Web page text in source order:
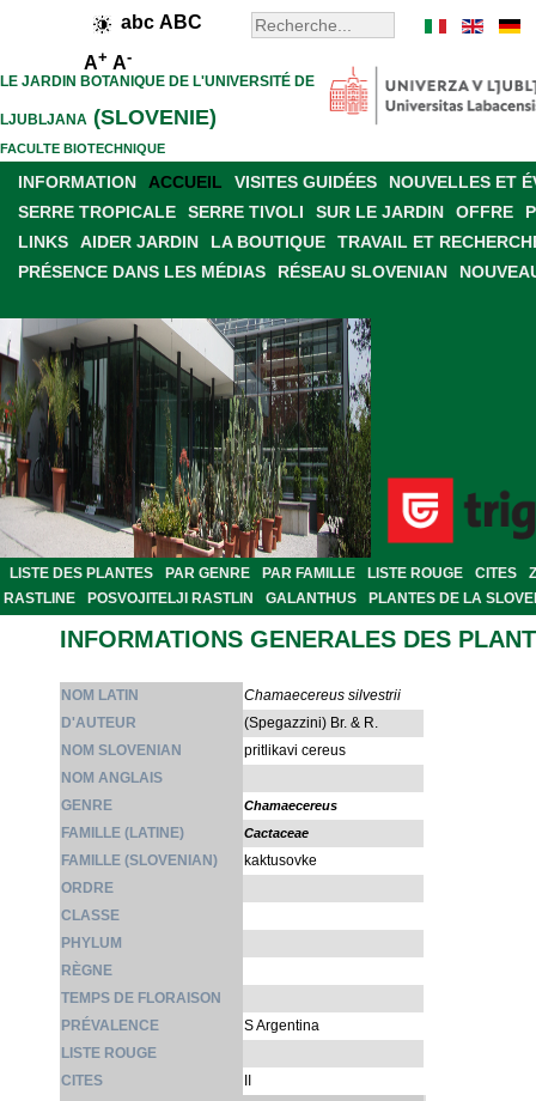
abc ABC
A+ A-
LE JARDIN BOTANIQUE DE L'UNIVERSITÉ DE
LJUBLJANA (SLOVENIE)
FACULTE BIOTECHNIQUE
INFORMATION ACCUEIL VISITES GUIDÉES
NOUVELLES ET
SERRE TROPICALE
SERRE TIVOLI SUR LE JARDIN OFFRE
LINKS
AIDER JARDIN LA BOUTIQUE
TRAVAIL ET
PRÉSENCE DANS LES MÉDIAS
RÉSEAU SLOVENIAN
LISTE DES PLANTES PAR GENRE PAR FAMILLE LISTE ROUGE CITES
RASTLINE
POSVOJITELJI RASTLIN GALANTHUS PLANTES DE LA
INFORMATIONS GENERALES DES
NOM LATIN
Chamaecereus silvestrii
D'AUTEUR
(Spegazzini) Br. & R.
NOM SLOVENIAN
pritlikavi cereus
NOM ANGLAIS
GENRE
Chamaecereus
FAMILLE (LATINE) Cactaceae
FAMILLE (SLOVENIAN)
kaktusovke
ORDRE
CLASSE
PHYLUM
RÈGNE
TEMPS DE FLORAISON
PRÉVALENCE
S Argentina
LISTE ROUGE
CITES